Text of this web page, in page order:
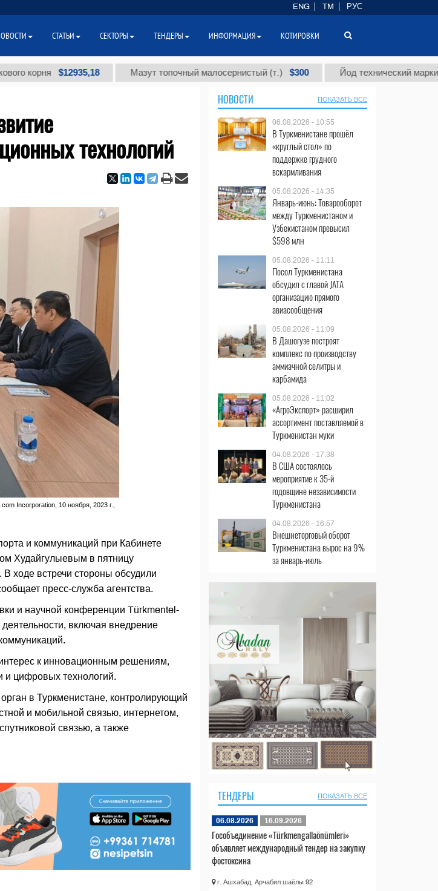
$12935,18 Мазут топочный малосернистый (т.) $300 Йод технический марки "А" (т.)
технологий
Incorporation, 10 ноября, 2023 г.,
и коммуникаций при Кабинете
Худайгулыевым в пятницу
В ходе встречи стороны обсудили
пресс-служба агентства.
и научной конференции Türkmentel-
включая внедрение
к инновационным решениям,
и цифровых технологий.
в Туркменистане, контролирующий
и мобильной связью, интернетом,
связью, а также
НОВОСТИ ПОКАЗАТЬ ВСЕ
06.08.2026 - 10:55
В Туркменистане прошёл
«круглый стол» по
поддержке грудного
вскармливания
05.08.2026 - 14:35
Январь-июнь: Товарооборот
между Туркменистаном и
Узбекистаном превысил
$598 млн
05.08.2026 - 11:11
Посол Туркменистана
обсудил с главой JATA
организацию прямого
авиасообщения
05.08.2026 - 11:09
В Дашогузе построят
комплекс по производству
аммиачной селитры и
карбамида
05.08.2026 - 11:02
«АгроЭкспорт» расширил
ассортимент поставляемой в
Туркменистан муки
04.08.2026 - 17:38
В США состоялось
мероприятие к 35-й
годовщине независимости
Туркменистана
04.08.2026 - 16:57
Внешнеторговый оборот
Туркменистана вырос на 9%
за январь-июль
ТЕНДЕРЫ ПОКАЗАТЬ ВСЕ
06.08.2026 16.09.2026
Гособъединение «Türkmengallaönümleri»
объявляет международный тендер на закупку
фостоксина
г. Ашхабад, Арчабил шаёлы 92
ENG TM РУС
СТАТЬИ СЕКТОРЫ ТЕНДЕРЫ ИНФОРМАЦИЯ КОТИРОВКИ